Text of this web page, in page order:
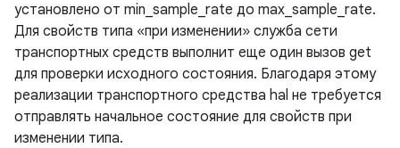
установлено от min_sample_rate до max_sample_rate.
Для свойств типа «при изменении» служба сети
транспортных средств выполнит еще один вызов get
для проверки исходного состояния. Благодаря этому
реализации транспортного средства hal не требуется
отправлять начальное состояние для свойств при
изменении типа.